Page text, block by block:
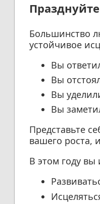
Большинство
устойчивое
Вы
Вы
Вы
Вы
Представьте
вашего роста,
В этом году вы